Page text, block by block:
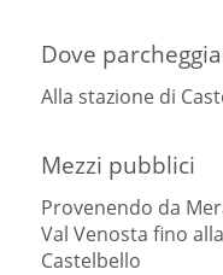
Dove
Alla stazione di
Mezzi pubblici
Provenendo da
Val Venosta fino
Castelbello